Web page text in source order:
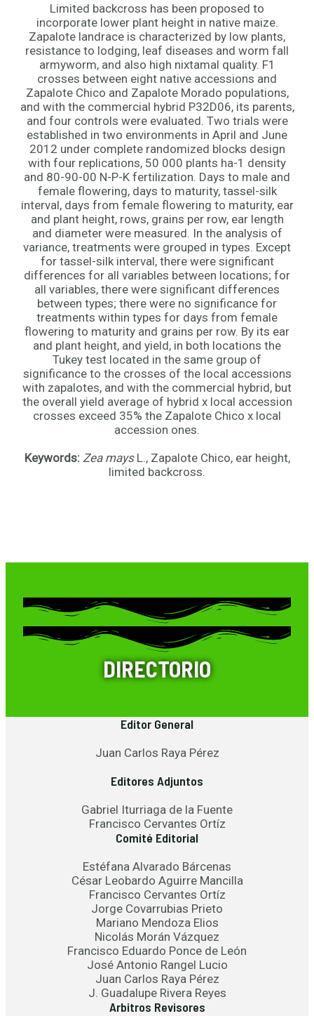
Limited backcross has been proposed to
incorporate lower plant height in native maize.
Zapalote landrace is characterized by low plants,
resistance to lodging, leaf diseases and worm fall
armyworm, and also high nixtamal quality. F1
crosses between eight native accessions and
Zapalote Chico and Zapalote Morado populations,
and with the commercial hybrid P32D06, its parents,
and four controls were evaluated. Two trials were
established in two environments in April and June
2012 under complete randomized blocks design
with four replications, 50 000 plants ha-1 density
and 80-90-00 N-P-K fertilization. Days to male and
female flowering, days to maturity, tassel-silk
interval, days from female flowering to maturity, ear
and plant height, rows, grains per row, ear length
and diameter were measured. In the analysis of
variance, treatments were grouped in types. Except
for tassel-silk interval, there were significant
differences for all variables between locations; for
all variables, there were significant differences
between types; there were no significance for
treatments within types for days from female
flowering to maturity and grains per row. By its ear
and plant height, and yield, in both locations the
Tukey test located in the same group of
significance to the crosses of the local accessions
with zapalotes, and with the commercial hybrid, but
the overall yield average of hybrid x local accession
crosses exceed 35% the Zapalote Chico x local
accession ones.
Keywords: Zea maysL., Zapalote Chico, ear height,
limited backcross.
DIRECTORIO
Editor General
Juan Carlos Raya Pérez
Editores Adjuntos
Gabriel Iturriaga de la Fuente
Francisco Cervantes Ortíz
Comité Editorial
Estéfana Alvarado Bárcenas
César Leobardo Aguirre Mancilla
Francisco Cervantes Ortíz
Jorge Covarrubias Prieto
Mariano Mendoza Elios
Nicolás Morán Vázquez
Francisco Eduardo Ponce de León
José Antonio Rangel Lucio
Juan Carlos Raya Pérez
J. Guadalupe Rivera Reyes
Arbitros Revisores